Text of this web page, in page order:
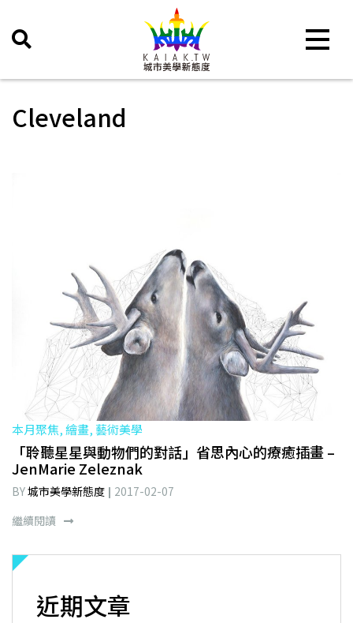
Toggle
Cleveland
本月聚焦, 繪畫, 藝術美學
「聆聽星星與動物們的對話」省思內心的療癒插畫 –
JenMarie Zeleznak
BY城市美學新態度
2017-02-07
繼續閱讀
近期文章